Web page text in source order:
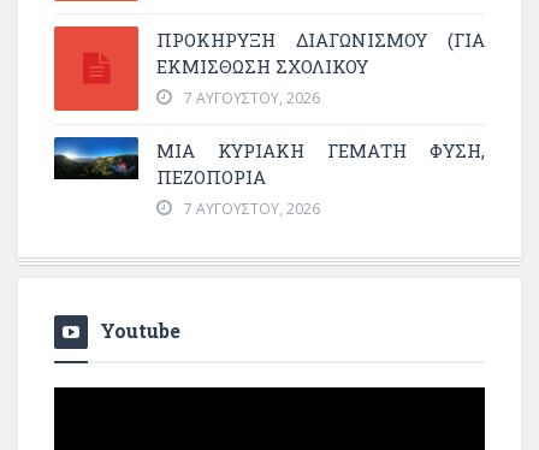
ΠΡΟΚΗΡΥΞΗ ΔΙΑΓΩΝΙΣΜΟΥ (ΓΙΑ
ΕΚΜΊΣΘΩΣΗ ΣΧΟΛΙΚΟΎ
7 ΑΥΓΟΎΣΤΟΥ, 2026
ΜΙΑ ΚΥΡΙΑΚΉ ΓΕΜΆΤΗ ΦΎΣΗ,
ΠΕΖΟΠΟΡΊΑ
7 ΑΥΓΟΎΣΤΟΥ, 2026
Youtube